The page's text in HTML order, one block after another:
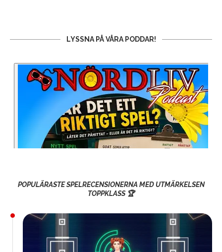
LYSSNA PÅ VÅRA PODDAR!
POPULÄRASTE SPELRECENSIONERNA MED UTMÄRKELSEN
TOPPKLASS 🏆